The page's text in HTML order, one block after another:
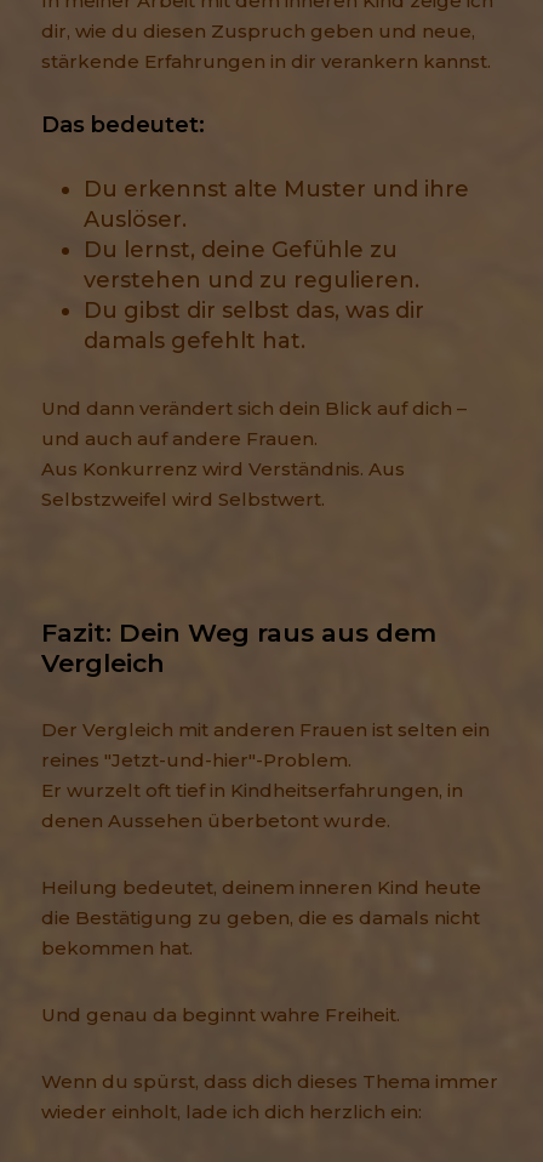
dir, wie du diesen Zuspruch geben und neue,
stärkende Erfahrungen in dir verankern kannst.
Das bedeutet:
Du erkennst alte Muster und ihre
Auslöser.
Du lernst, deine Gefühle zu
verstehen und zu regulieren.
Du gibst dir selbst das, was dir
damals gefehlt hat.
Und dann verändert sich dein Blick auf dich –
und auch auf andere Frauen.
Aus Konkurrenz wird Verständnis. Aus
Selbstzweifel wird Selbstwert.
Fazit: Dein Weg raus aus dem
Vergleich
Der Vergleich mit anderen Frauen ist selten ein
reines "Jetzt-und-hier"-Problem.
Er wurzelt oft tief in Kindheitserfahrungen, in
denen Aussehen überbetont wurde.
Heilung bedeutet, deinem inneren Kind heute
die Bestätigung zu geben, die es damals nicht
bekommen hat.
Und genau da beginnt wahre Freiheit.
Wenn du spürst, dass dich dieses Thema immer
wieder einholt, lade ich dich herzlich ein: